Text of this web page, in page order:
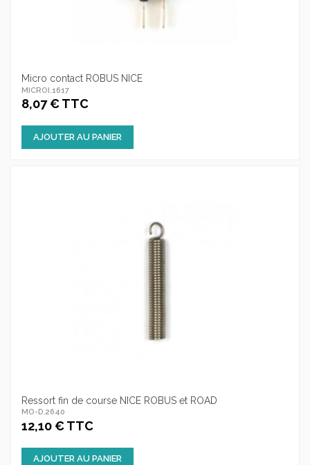
Micro contact ROBUS NICE
MICROI.1617
8,07 € TTC
AJOUTER AU PANIER
Ressort fin de course NICE ROBUS et ROAD
MO-D.2640
12,10 € TTC
AJOUTER AU PANIER